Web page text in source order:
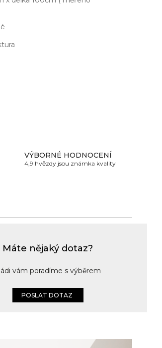
VÝBORNÉ HODNOCENÍ
4,9 hvězdy jsou známka kvality
Máte nějaký dotaz?
vám poradíme s výběrem
POSLAT DOTAZ